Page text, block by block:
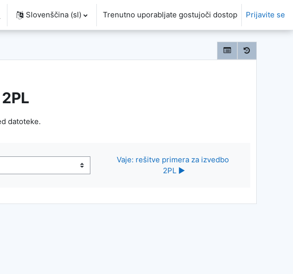
iskalni vnos
Slovenščina ‎(sl)‎ Trenutno uporabljate gostujoči dostop Prijavite se
datoteke.
Vaje: rešitve primera za izvedbo
2PL ▶︎